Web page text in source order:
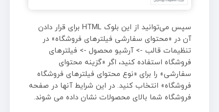
سپس می‌توانید از این بلوک HTML برای قرار دادن
آن در «محتوای سفارشی فیلترهای فروشگاه» در
تنظیمات قالب -> آرشیو محصول -> فیلترهای
فروشگاه استفاده کنید، اگر «گزینه محتوای
سفارشی» را برای «نوع محتوای فیلترهای فروشگاه
فروشگاه» انتخاب کنید. در این شرایط آنها در صفحه
فروشگاه شما بالای محصولات نشان داده می شوند.